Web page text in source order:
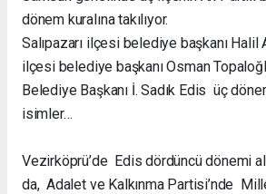
dönem kuralına takılıyor.
Salıpazarı ilçesi belediye başkanı Halil
ilçesi belediye başkanı Osman
Belediye Başkanı İ. Sadık Edis üç
isimler…
Vezirköprü’de Edis dördüncü dönemi
da, Adalet ve Kalkınma Partisi’nde